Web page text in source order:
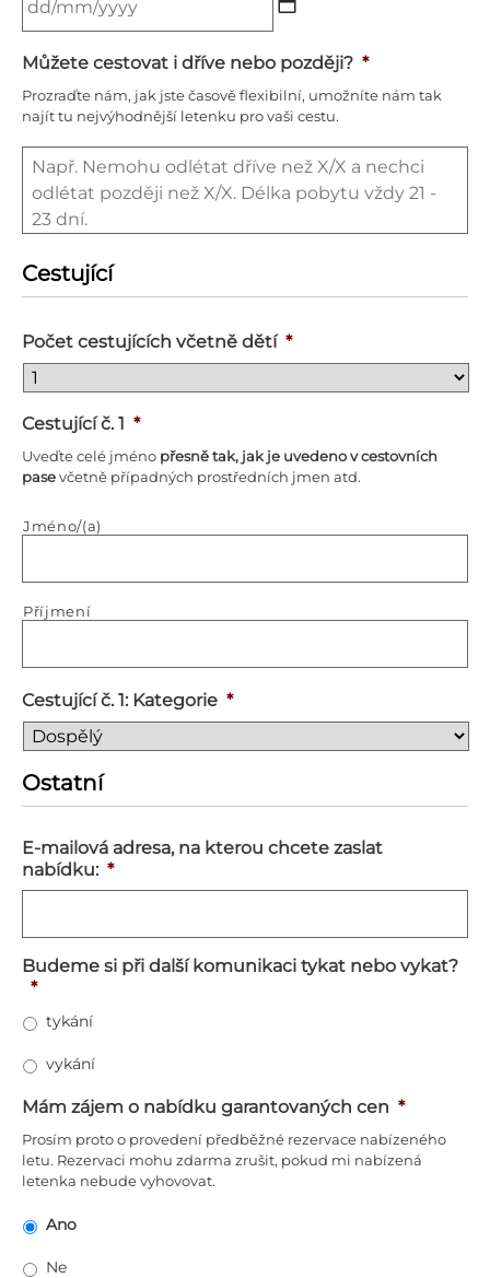
Můžete cestovat i dříve nebo později? *
Prozraďte nám, jak jste časově flexibilní, umožníte nám tak
najít tu nejvýhodnější letenku pro vaši cestu.
Cestující
Počet cestujících včetně dětí *
Cestující č. 1 *
Uveďte celé jméno přesně tak, jak je uvedeno v cestovních
pasevčetně případných prostředních jmen atd.
Jméno/(a)
Příjmení
Cestující č. 1: Kategorie *
Ostatní
E-mailová adresa, na kterou chcete zaslat
nabídku: *
Budeme si při další komunikaci tykat nebo vykat?
*
tykání
vykání
Mám zájem o nabídku garantovaných cen *
Prosím proto o provedení předběžné rezervace nabízeného
letu. Rezervaci mohu zdarma zrušit, pokud mi nabízená
letenka nebude vyhovovat.
Ano
Ne